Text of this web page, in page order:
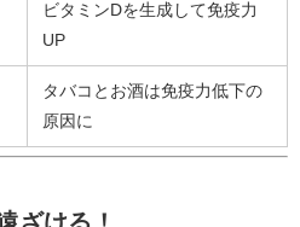
ビタミンDを生成して免疫力
UP
タバコとお酒は免疫力低下の
原因に